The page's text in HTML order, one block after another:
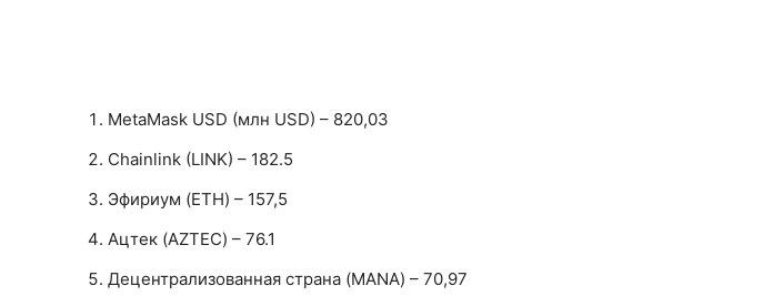
MetaMask USD (млн USD) – 820,03
Chainlink (LINK) – 182.5
Эфириум (ETH) – 157,5
Ацтек (AZTEC) – 76.1
Децентрализованная страна (MANA) – 70,97